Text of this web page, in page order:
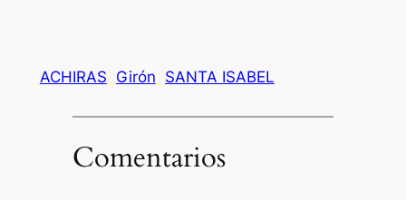
ACHIRAS Girón SANTA ISABEL
Comentarios